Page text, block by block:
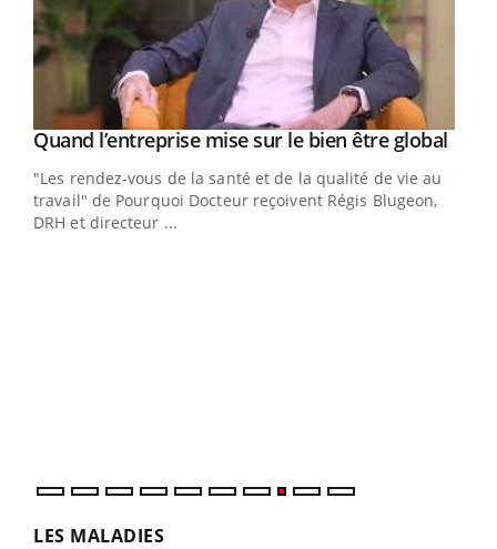
Youtube
Quand l’entreprise mise sur le bien être global
"Les rendez-vous de la santé et de la qualité de vie au
travail" de Pourquoi Docteur reçoivent Régis Blugeon,
DRH et directeur ...
LES MALADIES